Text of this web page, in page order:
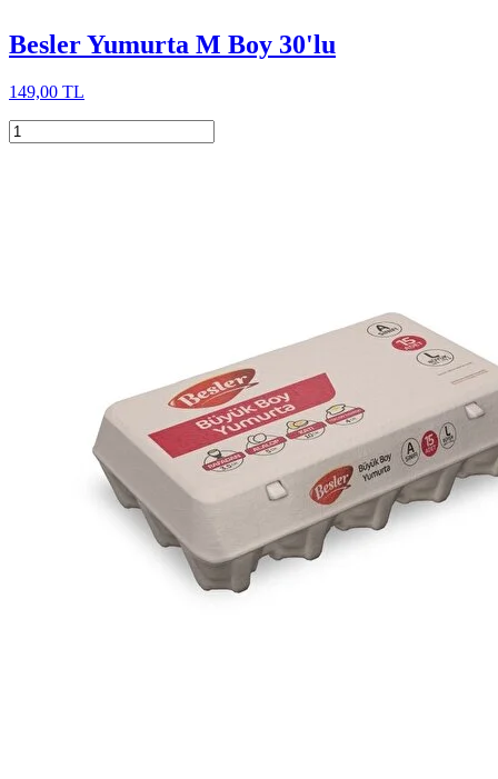
Besler Yumurta M Boy 30'lu
149,00 TL